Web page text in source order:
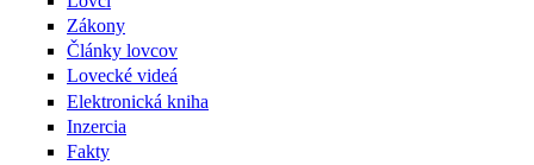
Zákony
Články lovcov
Lovecké videá
Elektronická kniha
Inzercia
Fakty